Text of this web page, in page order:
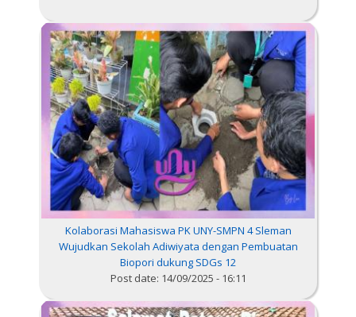
Kolaborasi Mahasiswa PK UNY-SMPN 4 Sleman
Wujudkan Sekolah Adiwiyata dengan Pembuatan
Biopori dukung SDGs 12
Post date: 14/09/2025 - 16:11